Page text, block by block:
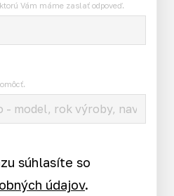
Vám máme zaslať odpoveď.
súhlasíte so
údajov.